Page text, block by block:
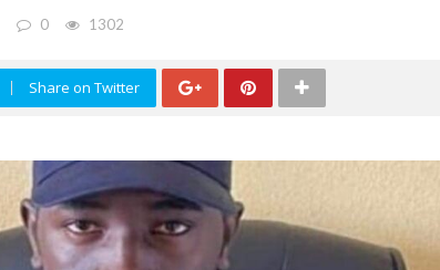
0 1302
Share on Twitter